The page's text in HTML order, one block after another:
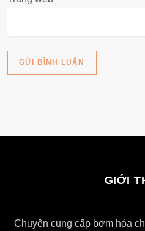
GIỚI
Chuyên cung cấp bơm hóa